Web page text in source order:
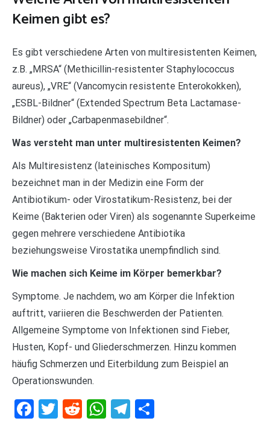
Keimen gibt es?
Es gibt verschiedene Arten von multiresistenten Keimen,
z.B. „MRSA“ (Methicillin-resistenter Staphylococcus
aureus), „VRE“ (Vancomycin resistente Enterokokken),
„ESBL-Bildner“ (Extended Spectrum Beta Lactamase-
Bildner) oder „Carbapenmasebildner“.
Was versteht man unter multiresistenten Keimen?
Als Multiresistenz (lateinisches Kompositum)
bezeichnet man in der Medizin eine Form der
Antibiotikum- oder Virostatikum-Resistenz, bei der
Keime (Bakterien oder Viren) als sogenannte Superkeime
gegen mehrere verschiedene Antibiotika
beziehungsweise Virostatika unempfindlich sind.
Wie machen sich Keime im Körper bemerkbar?
Symptome. Je nachdem, wo am Körper die Infektion
auftritt, variieren die Beschwerden der Patienten.
Allgemeine Symptome von Infektionen sind Fieber,
Husten, Kopf- und Gliederschmerzen. Hinzu kommen
häufig Schmerzen und Eiterbildung zum Beispiel an
Operationswunden.
Facebook
Twitter
RedditWhatsApp
Telegram